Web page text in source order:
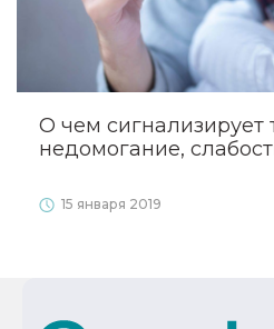
О чем сигнализирует
недомогание,
15 января 2019